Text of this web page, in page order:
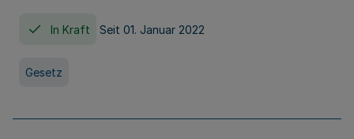
In Kraft Seit 01. Januar 2022
Gesetz